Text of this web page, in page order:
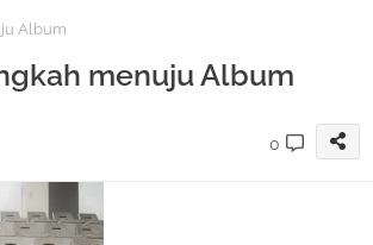
Album
menuju Album
0